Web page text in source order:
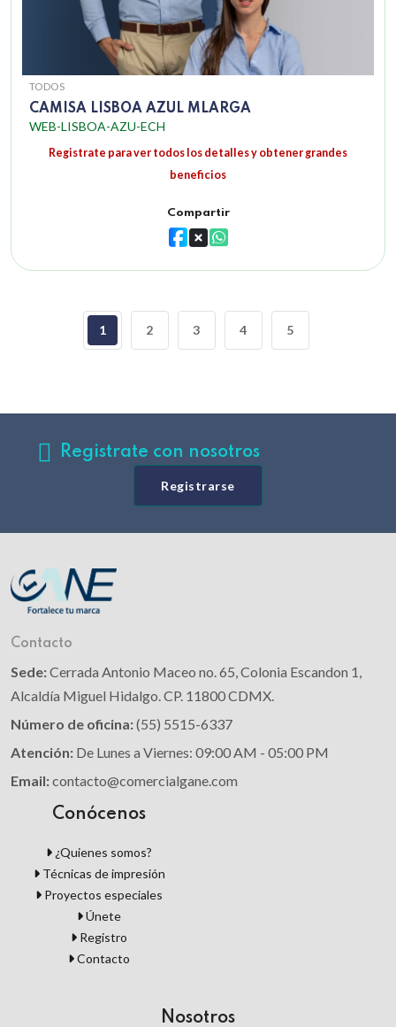
TODOS
CAMISA LISBOA AZUL MLARGA
WEB-LISBOA-AZU-ECH
Registrate para ver todos los detalles y obtener grandes
beneficios
Compartir
1 2 3 4 5
Registrate con nosotros
Registrarse
Contacto
Sede:Cerrada Antonio Maceo no. 65, Colonia Escandon 1,
Alcaldía Miguel Hidalgo. CP. 11800 CDMX.
Número de oficina:(55) 5515-6337
Atención: De Lunes a Viernes: 09:00 AM - 05:00 PM
Email:contacto@comercialgane.com
Conócenos
¿Quienes somos?
Técnicas de impresión
Proyectos especiales
Únete
Registro
Contacto
Nosotros